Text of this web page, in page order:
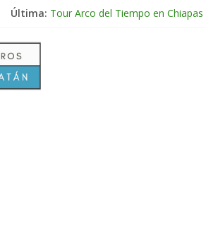
Última: Tour Arco del Tiempo en